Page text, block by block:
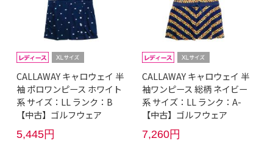
CALLAWAY キャロウェイ 半
袖 ポロワンピース ホワイト
系 サイズ：LL ランク：B
【中古】ゴルフウェア
5,445円
CALLAWAY キャロウェイ 半
袖ワンピース 総柄 ネイビー
系 サイズ：LL ランク：A-
【中古】ゴルフウェア
7,260円